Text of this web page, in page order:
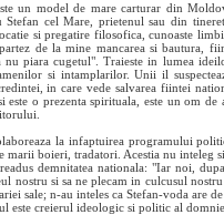
un model de mare carturar din
Stefan cel Mare, prietenul sau din
si pregatire filosofica, cunoaste
de la mine mancarea si bautura,
nu piara cugetul". Traieste in lumea
si intamplarilor. Unii il
in care vede salvarea fiintei
este o prezenta spirituala, este un om
la infaptuirea programului
marii boieri, tradatori. Acestia nu inteleg
demnitatea nationala: "Iar noi,
nostru si sa ne plecam in culcusul
sale; n-au inteles ca Stefan-voda are
este creierul ideologic si politic al